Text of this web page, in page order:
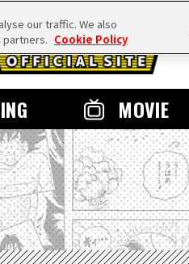
MOVIE
our traffic. We also
partners. Cookie Policy